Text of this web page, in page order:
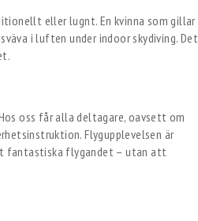
eller lugnt. En kvinna som gillar
i luften under indoor skydiving. Det
oss får alla deltagare, oavsett om
Flygupplevelsen är
fantastiska flygandet – utan att